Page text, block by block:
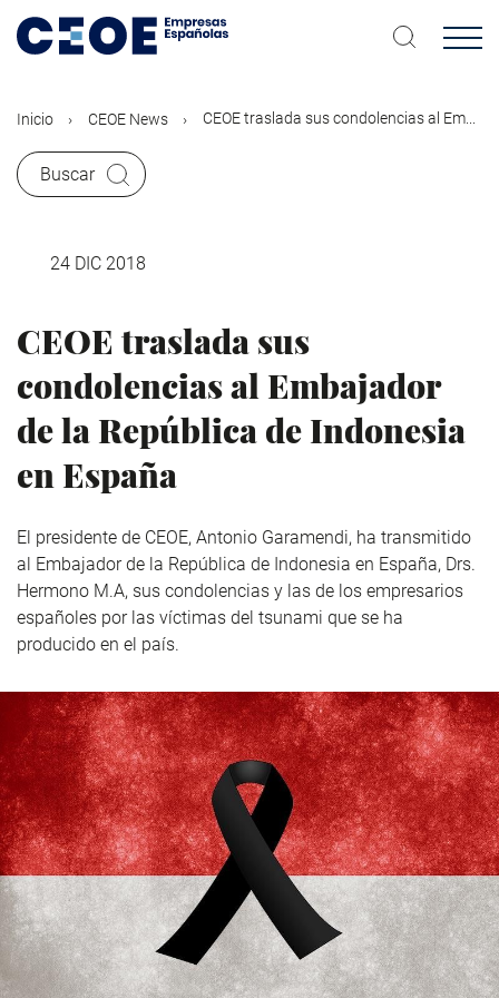
contenido
Inicio CEOE News CEOE traslada sus condolencias al Em...
Buscar
24 DIC 2018
CEOE traslada sus
condolencias al Embajador
de la República de Indonesia
en España
El presidente de CEOE, Antonio Garamendi, ha transmitido
al Embajador de la República de Indonesia en España, Drs.
Hermono M.A, sus condolencias y las de los empresarios
españoles por las víctimas del tsunami que se ha
producido en el país.